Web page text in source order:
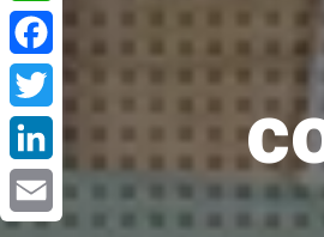
WhatsApp
Facebook
Twitter
LinkedIn